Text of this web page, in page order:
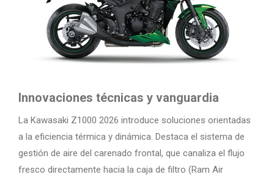
Innovaciones técnicas y vanguardia
La Kawasaki Z1000 2026 introduce soluciones orientadas
a la eficiencia térmica y dinámica. Destaca el sistema de
gestión de aire del carenado frontal, que canaliza el flujo
fresco directamente hacia la caja de filtro (Ram Air